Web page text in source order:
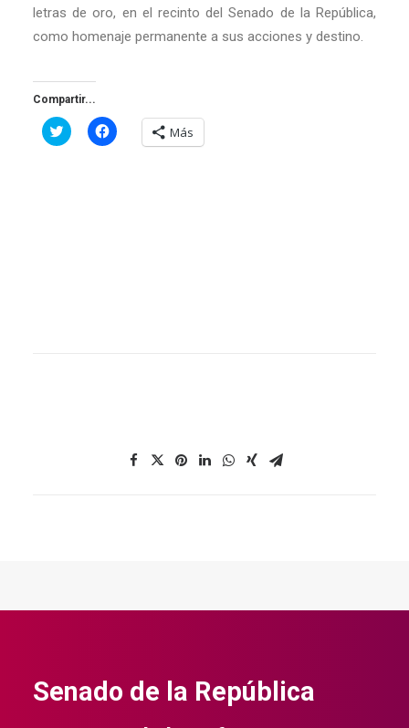
letras de oro, en el recinto del Senado de la República,
como homenaje permanente a sus acciones y destino.
Compartir...
Haz
clic
Haz
clic Más
Senado de la República